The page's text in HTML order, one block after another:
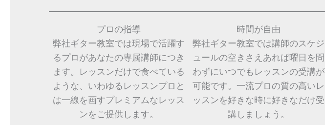
プロの指導
弊社ギター教室では現場で活躍す
るプロがあなたの専属講師につき
ます。レッスンだけで食べている
ような、いわゆるレッスンプロと
は一線を画すプレミアムなレッス
ンをご提供します。
時間が自由
弊社ギター教室では講師のスケジ
ュールの空きさえあれば曜日を問
わずにいつでもレッスンの受講が
可能です。一流プロの質の高いレ
ッスンを好きな時に好きなだけ受
講しましょう。